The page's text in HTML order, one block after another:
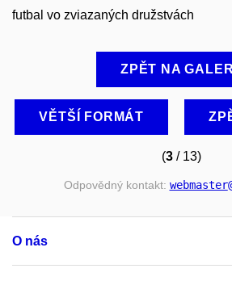
futbal vo zviazaných družstvách
ZPĚT NA
VĚTŠÍ FORMÁT
(3/ 13)
Odpovědný kontakt: webmaster
O nás